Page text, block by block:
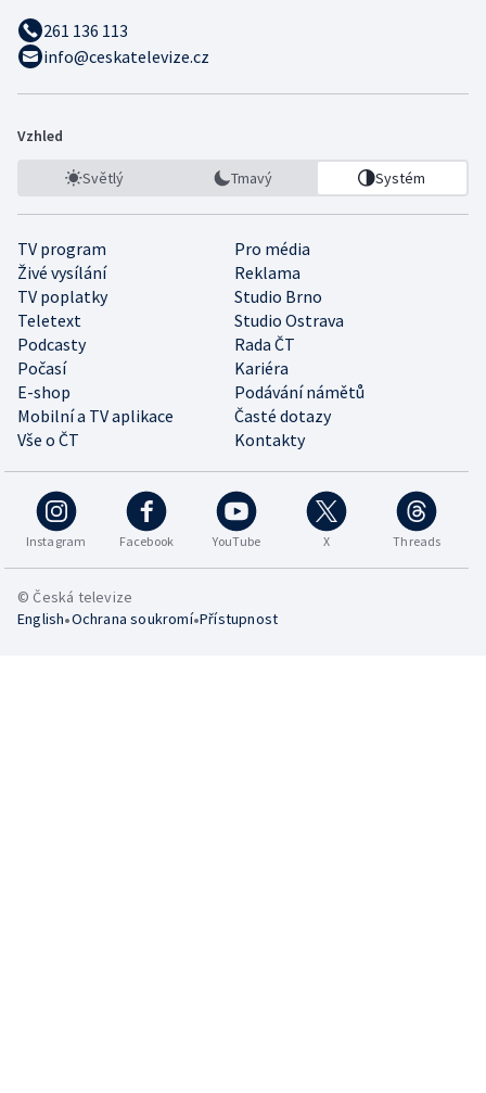
261 136 113
info@ceskatelevize.cz
Vzhled
Světlý Tmavý Systém
TV program
Pro média
Živé vysílání
Reklama
TV poplatky
Studio Brno
Teletext
Studio Ostrava
Podcasty
Rada ČT
Počasí
Kariéra
E-shop
Podávání námětů
Mobilní a TV aplikace
Časté dotazy
Vše o ČT
Kontakty
Instagram Facebook YouTube X Threads
© Česká televize
English•Ochrana soukromí•Přístupnost